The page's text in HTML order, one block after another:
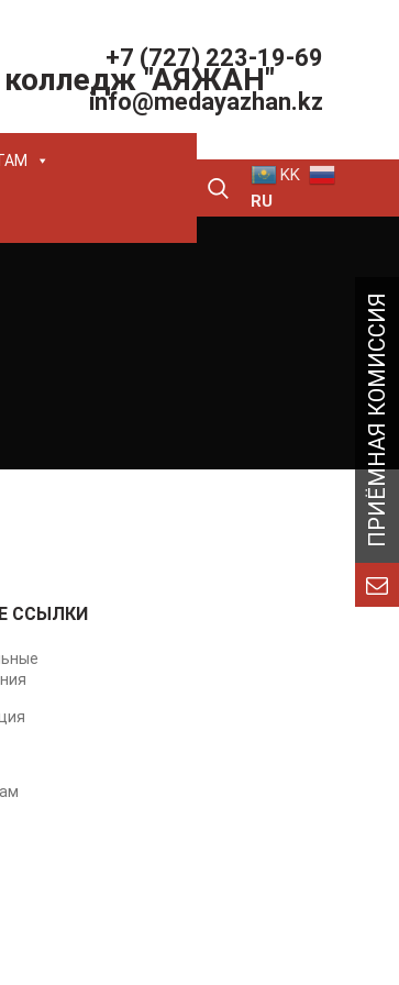
колледж "АЯЖАН"
+7 (727) 223-19-69
info@medayazhan.kz
KK
RU
ССЫЛКИ